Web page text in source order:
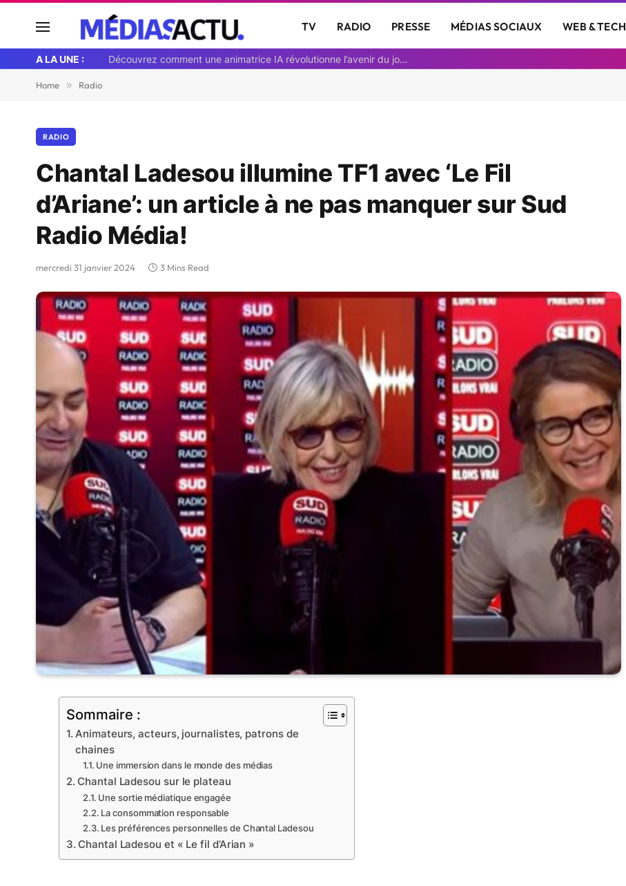
TV RADIO PRESSE MÉDIAS SOCIAUX WEB & TECH
A LA UNE : Découvrez comment une animatrice IA révolutionne l’avenir du journalisme
Home » Radio
RADIO
Chantal Ladesou illumine TF1 avec ‘Le Fil
d’Ariane’: un article à ne pas manquer sur Sud
Radio Média!
mercredi 31 janvier 2024 3 Mins Read
Sommaire :
Animateurs, acteurs, journalistes, patrons de
chaines
Une immersion dans le monde des médias
Chantal Ladesou sur le plateau
Une sortie médiatique engagée
La consommation responsable
Les préférences personnelles de Chantal Ladesou
Chantal Ladesou et « Le fil d’Arian »